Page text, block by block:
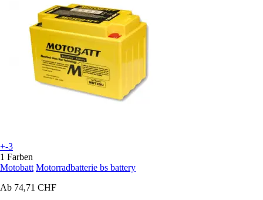
+-3
1 Farben
Motobatt Motorradbatterie bs battery
Ab 74,71 CHF